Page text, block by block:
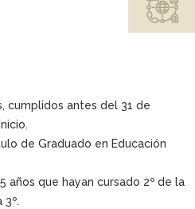
cumplidos antes del 31 de
de Graduado en Educación
años que hayan cursado 2º de la
3º.